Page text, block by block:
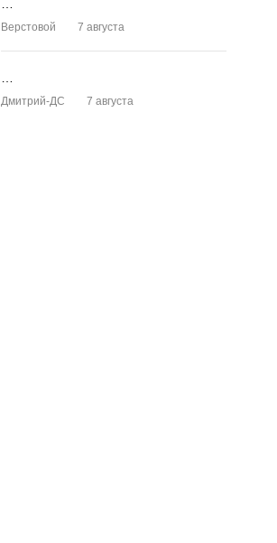
Верстовой 7 августа
Дмитрий-ДС 7 августа